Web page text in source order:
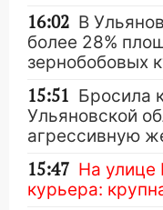
16:02 В
более 28%
зернобобовых
15:51 Бросила
Ульяновской
агрессивную
15:47 На улице
курьера: